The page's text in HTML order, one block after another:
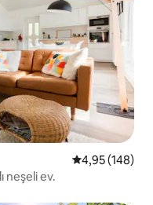
5 üzerinden
4,95 (148)
neşeli ev.